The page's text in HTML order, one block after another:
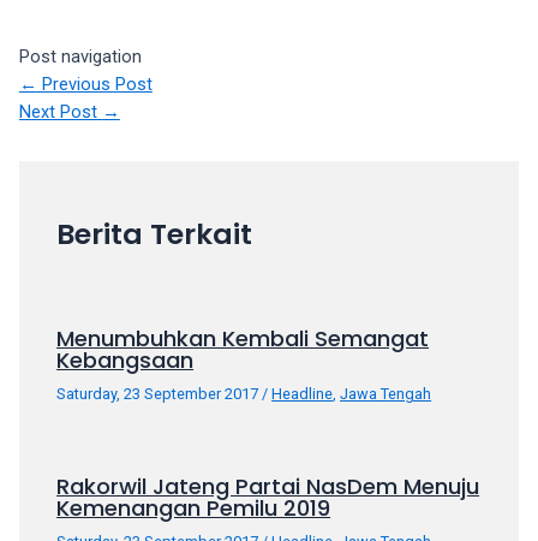
Post navigation
← Previous Post
Next Post →
Berita Terkait
Menumbuhkan Kembali Semangat
Kebangsaan
Saturday, 23 September 2017 /Headline ,Jawa Tengah
Rakorwil Jateng Partai NasDem Menuju
Kemenangan Pemilu 2019